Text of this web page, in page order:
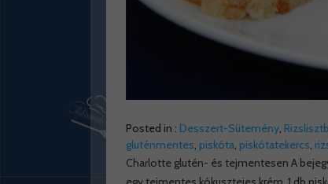
Posted in : Desszert-Sütemény,
gluténmentes, piskóta, piskótatekercs,
Charlotte glutén- és tejmentesen A